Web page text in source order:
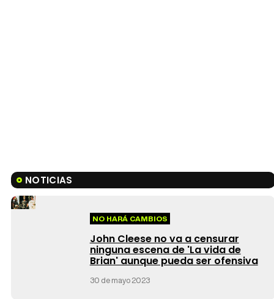
NOTICIAS
NO HARÁ CAMBIOS
John Cleese no va a censurar
ninguna escena de 'La vida de
Brian' aunque pueda ser ofensiva
30 de mayo 2023